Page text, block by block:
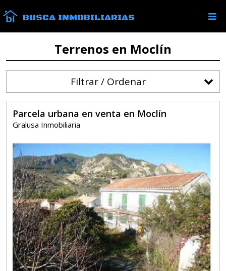
BUSCA INMOBILIARIAS
Terrenos en Moclín
Filtrar / Ordenar
Parcela urbana en venta en Moclín
Gralusa Inmobiliaria